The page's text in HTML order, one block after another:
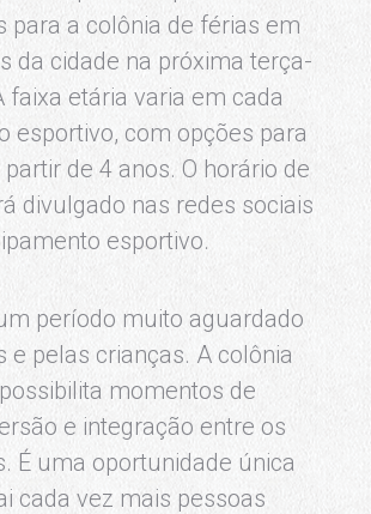
para a colônia de férias em
da cidade na próxima terça-
faixa etária varia em cada
esportivo, com opções para
de 4 anos. O horário de
divulgado nas redes sociais
esportivo.
período muito aguardado
e pelas crianças. A colônia
momentos de
e integração entre os
É uma oportunidade única
cada vez mais pessoas